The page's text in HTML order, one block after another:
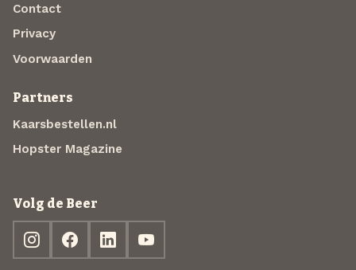
Contact
Privacy
Voorwaarden
Partners
Kaarsbestellen.nl
Hopster Magazine
Volg de Beer